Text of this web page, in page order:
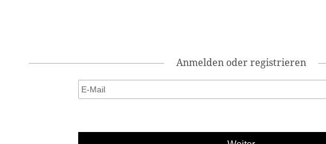
Anmelden oder registrieren